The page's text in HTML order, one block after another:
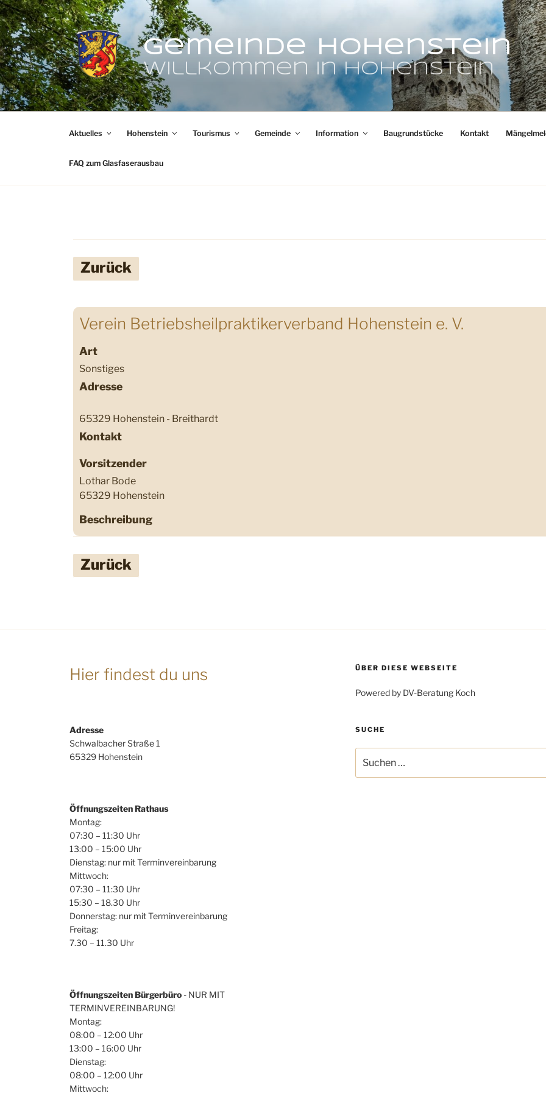
Zum
Inhalt
springen
Gemeinde Hohenstein
Willkommen in Hohenstein
Aktuelles Hohenstein Tourismus Gemeinde Information Baugrundstücke Kontakt
FAQ zum Glasfaserausbau
Zurück
Verein Betriebsheilpraktikerverband Hohenstein e. V.
Art
Sonstiges
Adresse
65329 Hohenstein - Breithardt
Kontakt
Vorsitzender
Lothar Bode
65329 Hohenstein
Beschreibung
Zurück
Hier findest du uns
Adresse
Schwalbacher Straße 1
65329 Hohenstein
Öffnungszeiten Rathaus
Montag:
07:30 – 11:30 Uhr
13:00 – 15:00 Uhr
Dienstag: nur mit Terminvereinbarung
Mittwoch:
07:30 – 11:30 Uhr
15:30 – 18.30 Uhr
Donnerstag: nur mit Terminvereinbarung
Freitag:
7.30 – 11.30 Uhr
Öffnungszeiten Bürgerbüro - NUR MIT
TERMINVEREINBARUNG!
Montag:
08:00 – 12:00 Uhr
13:00 – 16:00 Uhr
Dienstag:
08:00 – 12:00 Uhr
Mittwoch:
ÜBER DIESE WEBSEITE
Powered by DV-Beratung Koch
SUCHE
nach: